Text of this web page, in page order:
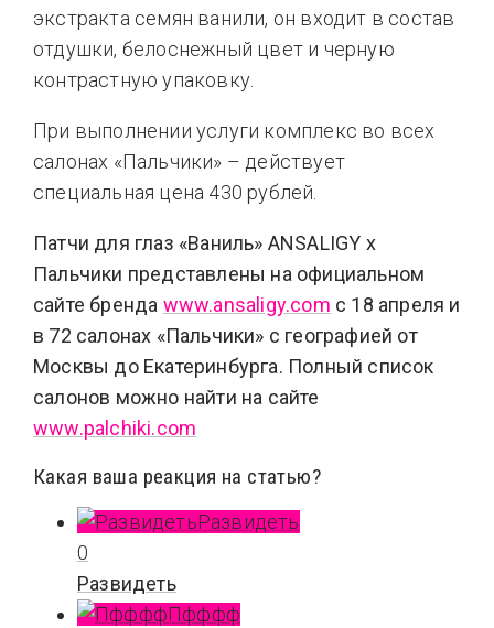
экстракта семян ванили, он входит в состав
отдушки, белоснежный цвет и черную
контрастную упаковку.
При выполнении услуги комплекс во всех
салонах «Пальчики» – действует
специальная цена 430 рублей.
Патчи для глаз «Ваниль» ANSALIGY x
Пальчики представлены на официальном
сайте бренда www.ansaligy.com c 18 апреля и
в 72 салонах «Пальчики» с географией от
Москвы до Екатеринбурга. Полный список
салонов можно найти на сайте
www.palchiki.com
Какая ваша реакция на статью?
Развидеть
0
Развидеть
Пфффф